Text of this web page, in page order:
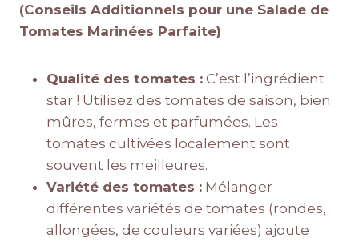
(Conseils Additionnels pour une Salade de
Tomates Marinées Parfaite)
Qualité des tomates : C’est l’ingrédient
star ! Utilisez des tomates de saison, bien
mûres, fermes et parfumées. Les
tomates cultivées localement sont
souvent les meilleures.
Variété des tomates : Mélanger
différentes variétés de tomates (rondes,
allongées, de couleurs variées) ajoute